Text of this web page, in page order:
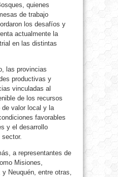
quienes
de trabajo
los desafíos y
actualmente la
en las distintas
las provincias
productivas y
vinculadas al
de los recursos
de valor local y la
favorables
y el desarrollo
sector.
a representantes de
Misiones,
Neuquén, entre otras,